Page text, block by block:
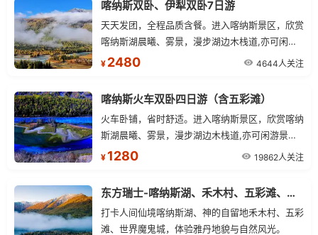
喀纳斯双卧、伊犁双卧7日游
天天发团，全程品质含餐。进入喀纳斯景区，欣赏
喀纳斯湖晨曦、雾景，漫步湖边木栈道,亦可闲游
景区中图瓦人村落，感受喀纳斯景区的闲适与宁
¥ 2480 4644人关注
喀纳斯火车双卧四日游（含五彩滩）
火车卧铺，省时舒适。进入喀纳斯景区，欣赏喀纳
斯湖晨曦、雾景，漫步湖边木栈道,亦可闲游景区
中图瓦人村落，感受喀纳斯景区的闲适与宁静,.午
¥ 1280 19862人关注
东方瑞士-喀纳斯湖、禾木村、五彩滩、世界魔鬼城汽车四日游
打卡人间仙境喀纳斯湖、神的自留地禾木村、五彩
滩、世界魔鬼城，体验雅丹地貌与自然风光。